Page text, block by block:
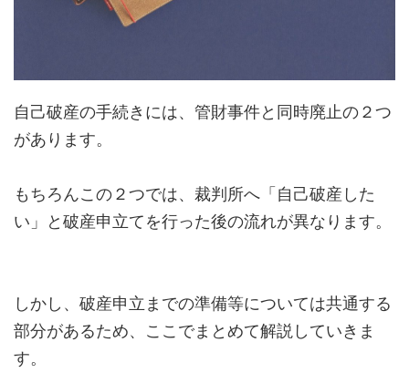
自己破産の手続きには、管財事件と同時廃止の２つ
があります。
もちろんこの２つでは、裁判所へ「自己破産した
い」と破産申立てを行った後の流れが異なります。
しかし、破産申立までの準備等については共通する
部分があるため、ここでまとめて解説していきま
す。